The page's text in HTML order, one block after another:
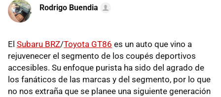
Rodrigo Buendia
El Subaru BRZ/Toyota GT86 es un auto que vino a
rejuvenecer el segmento de los coupés deportivos
accesibles. Su enfoque purista ha sido del agrado de
los fanáticos de las marcas y del segmento, por lo que
no nos extraña que se planee una siguiente generación